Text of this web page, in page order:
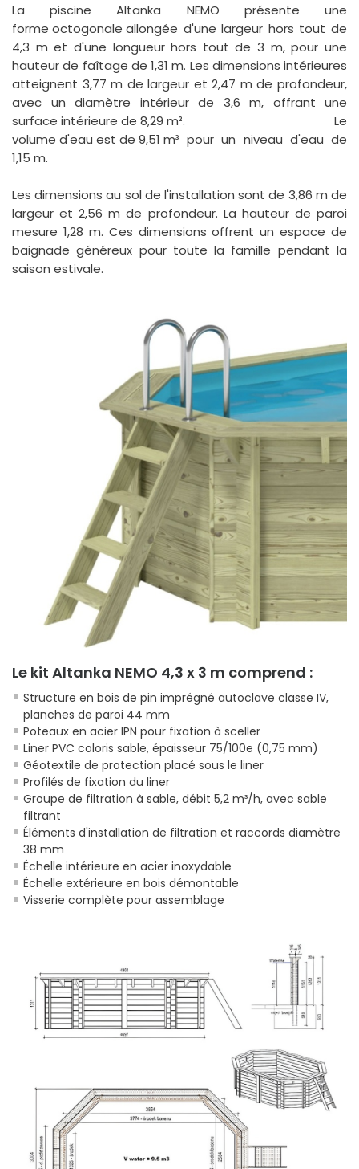
La piscine Altanka NEMO présente une
forme octogonale allongée d'une largeur hors tout de
4,3 m et d'une longueur hors tout de 3 m, pour une
hauteur de faîtage de 1,31 m. Les dimensions intérieures
atteignent 3,77 m de largeur et 2,47 m de profondeur,
avec un diamètre intérieur de 3,6 m, offrant une
surface intérieure de 8,29 m². Le
volume d'eau est de 9,51 m³ pour un niveau d'eau de
1,15 m.
Les dimensions au sol de l'installation sont de 3,86 m de
largeur et 2,56 m de profondeur. La hauteur de paroi
mesure 1,28 m. Ces dimensions offrent un espace de
baignade généreux pour toute la famille pendant la
saison estivale.
Le kit Altanka NEMO 4,3 x 3 m comprend :
Structure en bois de pin imprégné autoclave classe IV,
planches de paroi 44 mm
Poteaux en acier IPN pour fixation à sceller
Liner PVC coloris sable, épaisseur 75/100e (0,75 mm)
Géotextile de protection placé sous le liner
Profilés de fixation du liner
Groupe de filtration à sable, débit 5,2 m³/h, avec sable
filtrant
Éléments d'installation de filtration et raccords diamètre
38 mm
Échelle intérieure en acier inoxydable
Échelle extérieure en bois démontable
Visserie complète pour assemblage